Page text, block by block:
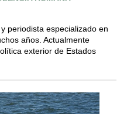
periodista especializado en
años. Actualmente
exterior de Estados